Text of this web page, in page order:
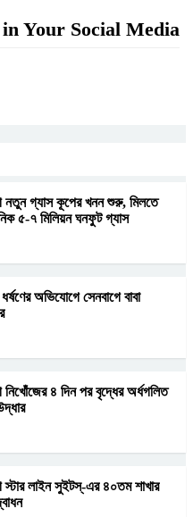
Your Social Media
নতুন গ্যাস কূপের খনন শুরু, মিলতে
৫-৭ মিলিয়ন ঘনফুট গ্যাস
অভিযোগে সেনবাগে বাবা
নিখোঁজের ৪ দিন পর বৃদ্ধের অর্ধগলিত
স্টার লাইন সুইটস্-এর ৪০তম শাখার